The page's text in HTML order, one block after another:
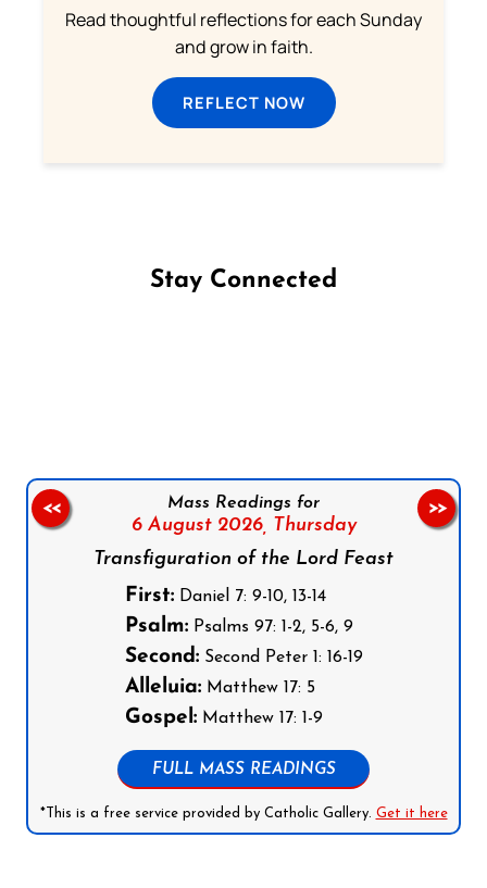
Read thoughtful reflections for each Sunday
and grow in faith.
REFLECT NOW
Stay Connected
Mass Readings for
6 August 2026, Thursday
Transfiguration of the Lord Feast
First:Daniel 7: 9-10, 13-14
Psalm:Psalms 97: 1-2, 5-6, 9
Second:Second Peter 1: 16-19
Alleluia:Matthew 17: 5
Gospel:Matthew 17: 1-9
FULL MASS READINGS
*This is a free service provided by Catholic Gallery. Get it here
<< >>